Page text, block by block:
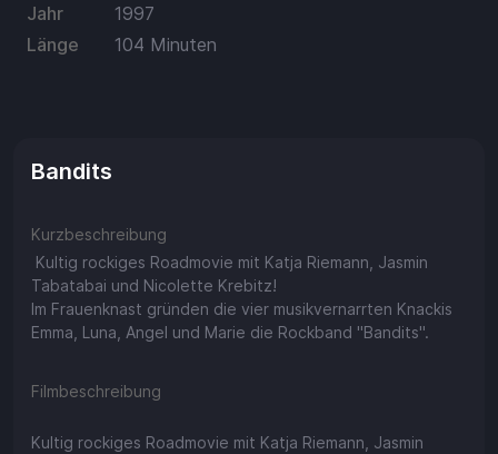
Jahr
1997
Länge
104 Minuten
Bandits
Kurzbeschreibung
Kultig rockiges Roadmovie mit Katja Riemann, Jasmin
Tabatabai und Nicolette Krebitz!
Im Frauenknast gründen die vier musikvernarrten Knackis
Emma, Luna, Angel und Marie die Rockband "Bandits".
Filmbeschreibung
Kultig rockiges Roadmovie mit Katja Riemann, Jasmin